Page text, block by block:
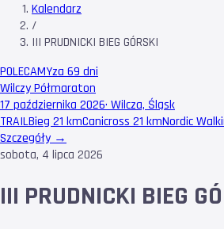
Kalendarz
/
III PRUDNICKI BIEG GÓRSKI
POLECAMYza 69 dni
Wilczy Półmaraton
17 października 2026· Wilcza, Śląsk
TRAILBieg 21 kmCanicross 21 kmNordic
Szczegóły →
sobota, 4 lipca 2026
III PRUDNICKI BIEG